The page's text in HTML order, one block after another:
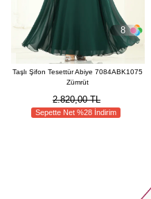
8
Taşlı Şifon Tesettür Abiye 7084ABK1075
Zümrüt
2.820,00 TL
Sepette Net %28 İndirim